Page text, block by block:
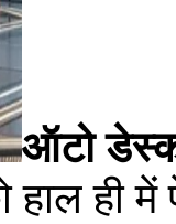
ऑटो
हाल ही